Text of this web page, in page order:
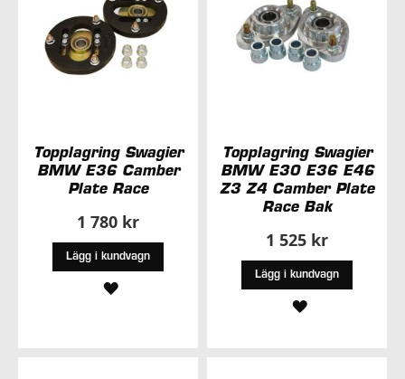
Topplagring Swagier
BMW E36 Camber
Plate Race
1 780 kr
Lägg i kundvagn
LÄGG
Topplagring Swagier
BMW E30 E36 E46
Z3 Z4 Camber Plate
Race Bak
1 525 kr
Lägg i kundvagn
LÄGG